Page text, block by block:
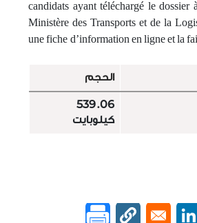
candidats ayant téléchargé le
Ministère des Transports et de la
une fiche d’information en ligne et la
الحجم
539.06
كيلوبايت